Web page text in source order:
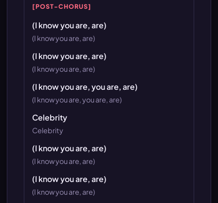
[POST-CHORUS]
(I know you are, are)
(I know you are, are)
(I know you are, are)
(I know you are, are)
(I know you are, you are, are)
(I know you are, you are, are)
Celebrity
Celebrity
(I know you are, are)
(I know you are, are)
(I know you are, are)
(I know you are, are)